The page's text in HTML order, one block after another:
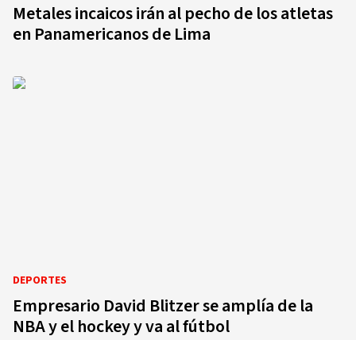
Metales incaicos irán al pecho de los atletas
en Panamericanos de Lima
DEPORTES
Empresario David Blitzer se amplía de la
NBA y el hockey y va al fútbol